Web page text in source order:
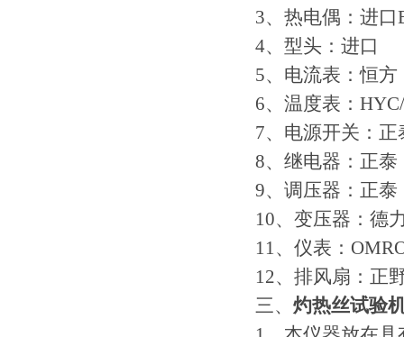
3、热电偶：进口
4、型头：进口
5、电流表：恒方
6、温度表：
7、电源开关：正
8、继电器：正泰
9、调压器：正泰
10、变压器：德
11、仪表：
12、排风扇：正
三、 灼热丝试验